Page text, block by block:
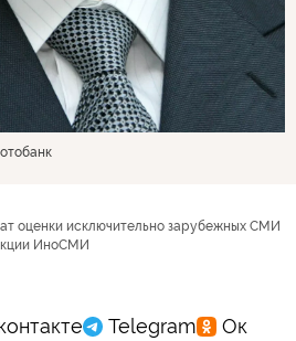
оценки исключительно зарубежных СМИ
ИноСМИ